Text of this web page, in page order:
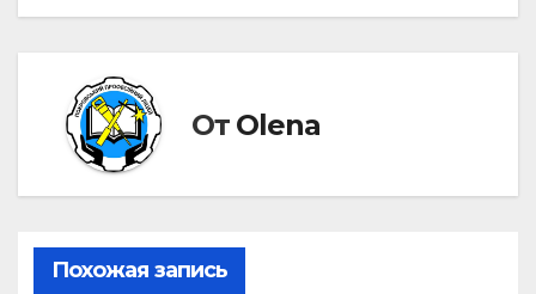
От Olena
Похожая запись